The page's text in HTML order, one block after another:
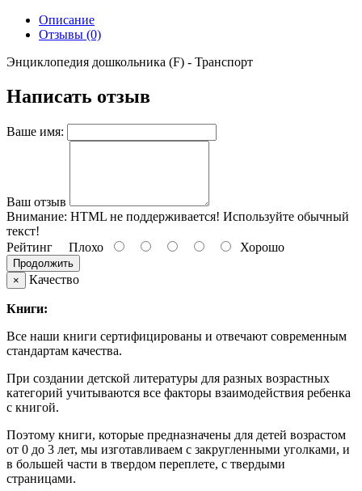
Описание
Отзывы (0)
Энциклопедия дошкольника (F) - Транспорт
Написать отзыв
Ваше имя:
Ваш отзыв
Внимание: HTML не поддерживается! Используйте обычный
текст!
Рейтинг Плохо Хорошо
Продолжить
×
Качество
Книги:
Все наши книги сертифицированы и отвечают современным
стандартам качества.
При создании детской литературы для разных возрастных
категорий учитываются все факторы взаимодействия ребенка
с книгой.
Поэтому книги, которые предназначены для детей возрастом
от 0 до 3 лет, мы изготавливаем с закругленными уголками, и
в большей части в твердом переплете, с твердыми
страницами.